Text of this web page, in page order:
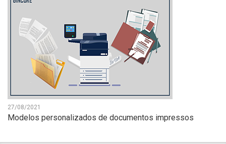
27/08/2021
Modelos personalizados de documentos impressos